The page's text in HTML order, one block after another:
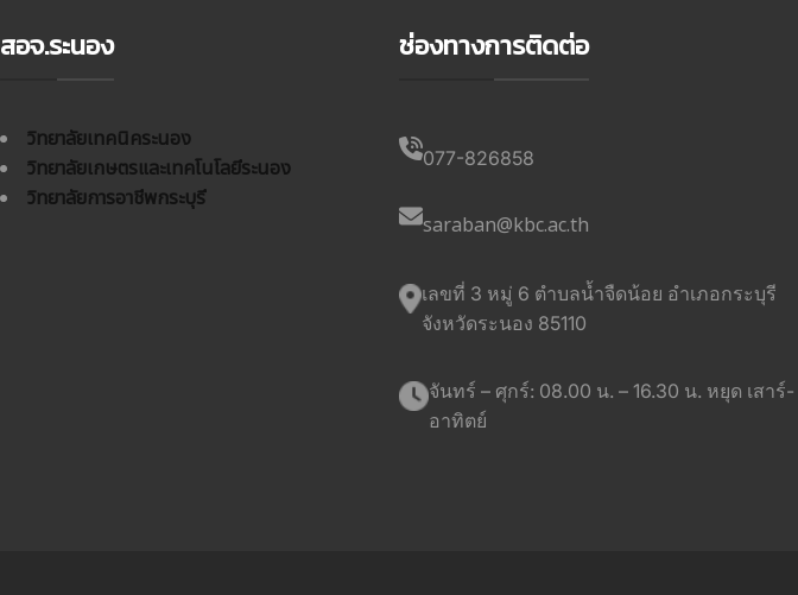
สอจ.ระนอง
วิทยาลัยเทคนิคระนอง
วิทยาลัยเกษตรและเทคโนโลยีระนอง
วิทยาลัยการอาชีพกระบุรี
ช่องทางการติดต่อ
077-826858
saraban@kbc.ac.th
เลขที่ 3 หมู่ 6 ตำบลน้ำจืดน้อย อำเภอกระบุรี
จังหวัดระนอง 85110
จันทร์ – ศุกร์: 08.00 น. – 16.30 น. หยุด เสาร์-
อาทิตย์